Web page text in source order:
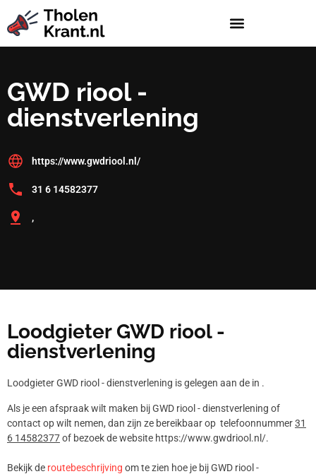
GWD riool -
dienstverlening
https://www.gwdriool.nl/
31 6 14582377
,
Loodgieter GWD riool -
dienstverlening
Loodgieter GWD riool - dienstverlening is gelegen aan de in .
Als je een afspraak wilt maken bij GWD riool - dienstverlening of
contact op wilt nemen, dan zijn ze bereikbaar op telefoonnummer31
6 14582377of bezoek de website https://www.gwdriool.nl/.
Bekijk de routebeschrijving om te zien hoe je bij GWD riool -